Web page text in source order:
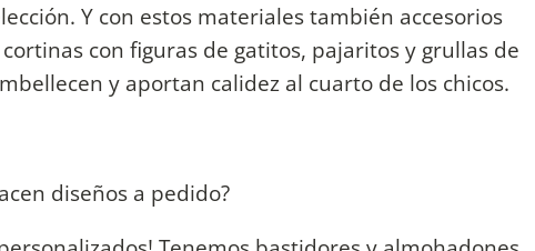
Y con estos materiales también accesorios
con figuras de gatitos, pajaritos y grullas de
y aportan calidez al cuarto de los chicos.
diseños a pedido?